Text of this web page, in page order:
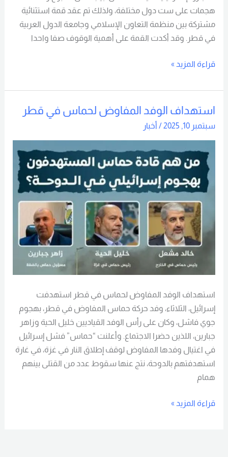
هجمات على ست دول مختلفة، ولذلك تم عقد قمة استثنائية
مشتركة بين منظمة التعاون الإسلامي وجامعة الدول العربية
في قطر. وقد أكدت القمة على أهمية الوقوف صفا واحدا
قراءة المزيد »
استهداف الوفد المفاوض لحماس في قطر
سبتمبر 10, 2025 / أخبار
استهداف الوفد المفاوض لحماس في قطر استهدفت
إسرائيل، الثلاثاء، وفد حركة حماس المفاوض في قطر، بهجوم
جوي فاشل، وكان على رأس الوفد القياديين خليل الحية وزاهر
جبارين، اللذين حضرا الاجتماع. وأعلنت “حماس” فشل إسرائيل
في اغتيال وفدها المفاوض لوقف إطلاق النار في غزة، في غارة
استهدفتهم بالدوحة، نتج عنها سقوط عدد من القتلى بينهم
همام
استهداف
الوفد
لحماس
في
قطر
قراءة المزيد »